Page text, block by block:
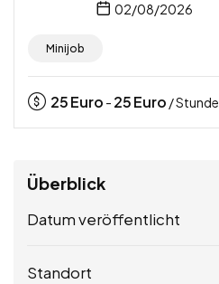
02/08/2026
Minijob
25Euro - 25Euro / Stunde
Überblick
Datum veröffentlicht
Standort